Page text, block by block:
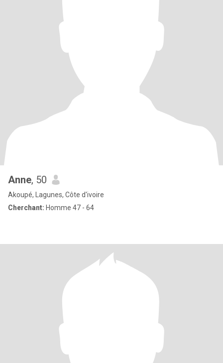
Anne, 50
Akoupé, Lagunes, Côte d'ivoire
Cherchant: Homme 47 - 64